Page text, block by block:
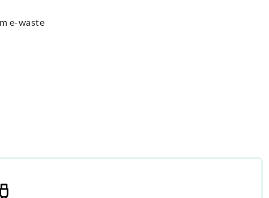
e-waste